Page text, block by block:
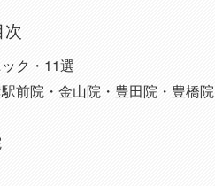
次
ク・11選
前院・金山院・豊田院・豊橋院